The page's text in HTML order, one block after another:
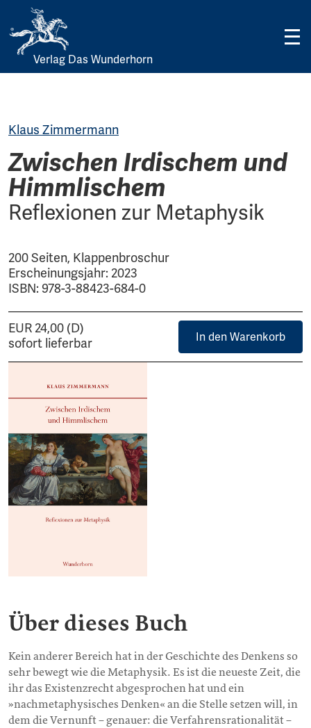
Skip
Verlag Das Wunderhorn
Klaus Zimmermann
Zwischen Irdischem und
Himmlischem
Reflexionen zur Metaphysik
200 Seiten, Klappenbroschur
Erscheinungsjahr: 2023
ISBN: 978-3-88423-684-0
EUR 24,00 (D)
sofort lieferbar
In den Warenkorb
Über dieses Buch
Kein anderer Bereich hat in der Geschichte des Denkens so
sehr bewegt wie die Metaphysik. Es ist die neueste Zeit, die
ihr das Existenzrecht abgesprochen hat und ein
»nachmetaphysisches Denken« an die Stelle setzen will, in
dem die Vernunft – genauer: die Verfahrensrationalität –